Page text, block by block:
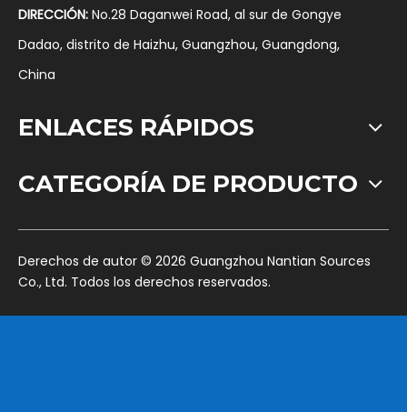
DIRECCIÓN: No.28 Daganwei Road, al sur de Gongye
Dadao, distrito de Haizhu, Guangzhou, Guangdong,
China
ENLACES RÁPIDOS
CATEGORÍA DE PRODUCTO
​Derechos de autor © 2026 Guangzhou Nantian Sources
Co., Ltd. Todos los derechos reservados.